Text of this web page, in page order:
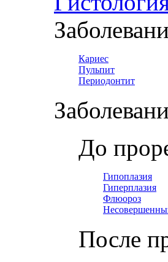
Кариес
Пульпит
Периодонтит
До
Гипоплазия
Гиперплазия
Флюороз
После